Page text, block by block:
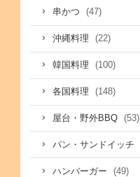
串かつ (47)
沖縄料理 (22)
韓国料理 (100)
各国料理 (148)
屋台・野外BBQ (53)
パン・サンドイッチ
ハンバーガー (49)